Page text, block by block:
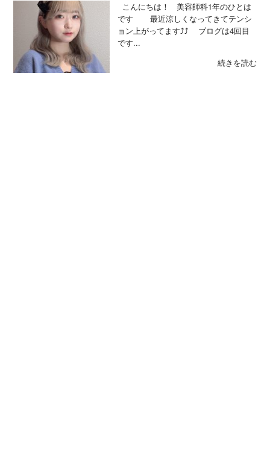
こんにちは！ 美容師科1年のひとは
です 最近涼しくなってきてテンシ
ョン上がってます⤴︎⤴︎‪ ‪ ブログは4回目
です...
続きを読む